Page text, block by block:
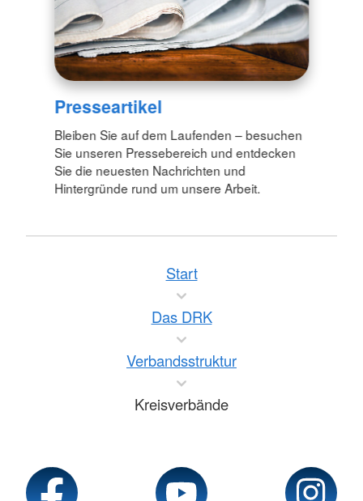
Presseartikel
Bleiben Sie auf dem Laufenden – besuchen
Sie unseren Pressebereich und entdecken
Sie die neuesten Nachrichten und
Hintergründe rund um unsere Arbeit.
Start
Das DRK
Verbandsstruktur
Kreisverbände